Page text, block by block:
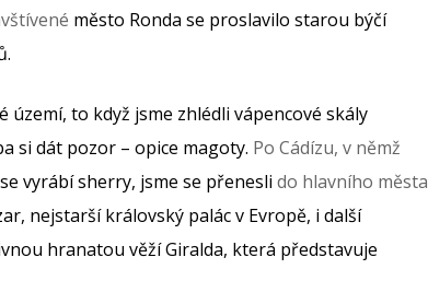
město Ronda se proslavilo starou býčí
to když jsme zhlédli vápencové skály
si dát pozor – opice magoty. Po Cádízu, v němž
se vyrábí sherry, jsme se přenesli do hlavního města
nejstarší královský palác v Evropě, i další
hranatou věží Giralda, která představuje